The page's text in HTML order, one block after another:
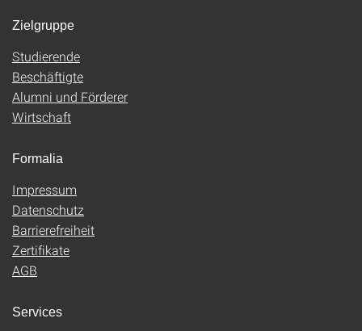
Zielgruppe
Studierende
Beschäftigte
Alumni und Förderer
Wirtschaft
Formalia
Impressum
Datenschutz
Barrierefreiheit
Zertifikate
AGB
Services